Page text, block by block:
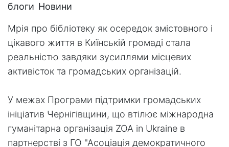
блоги Новини
Мрія про бібліотеку як осередок змістовного і
цікавого життя в Киїнській громаді стала
реальністю завдяки зусиллями місцевих
активісток та громадських організацій.
У межах Програми підтримки громадських
ініціатив Чернігівщини, що втілює міжнародна
гуманітарна організація ZOA in Ukraine в
партнерстві з ГО "Асоціація демократичного